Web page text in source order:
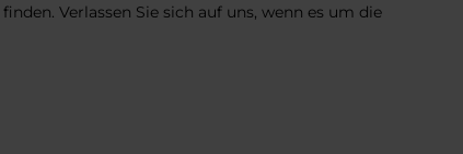
Verlassen Sie sich auf uns, wenn es um die